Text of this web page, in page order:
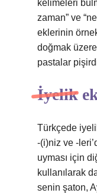
kelimeleri
zaman” ve
eklerinin
doğmak
pastalar
İyelik
Türkçede
-(i)niz ve -
uyması için
kullanılarak
senin şaton,